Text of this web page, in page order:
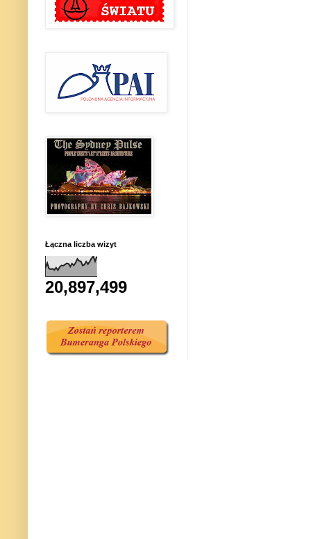
Łączna liczba wizyt
20,897,499